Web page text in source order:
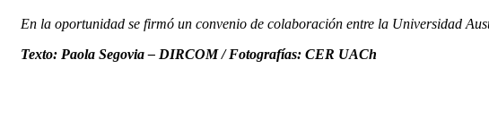
En la oportunidad se firmó un convenio de colaboración entre la Universidad
Texto: Paola Segovia – DIRCOM / Fotografías: CER UACh